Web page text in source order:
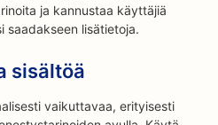
ja kannustaa käyttäjiä
saadakseen lisätietoja.
sisältöä
vaikuttavaa, erityisesti